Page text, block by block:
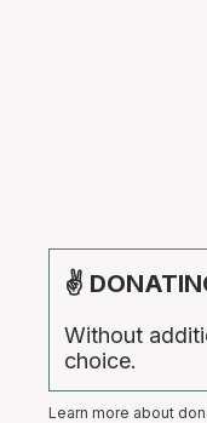
✌
Without
choice.
Learn more about